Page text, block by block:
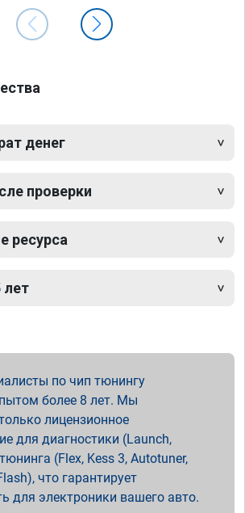
денег
проверки
ресурса
лет
по чип тюнингу
более 8 лет. Мы
лицензионное
для диагностики (Launch,
(Flex, Kess 3, Autotuner,
что гарантирует
для электроники вашего авто.